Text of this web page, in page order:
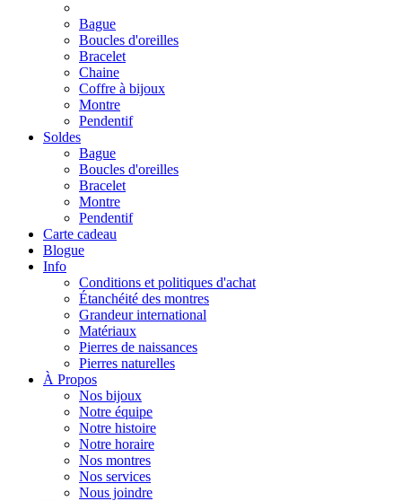
Bague
Boucles d'oreilles
Bracelet
Chaine
Coffre à bijoux
Montre
Pendentif
Soldes
Bague
Boucles d'oreilles
Bracelet
Montre
Pendentif
Carte cadeau
Blogue
Info
Conditions et politiques d'achat
Étanchéité des montres
Grandeur international
Matériaux
Pierres de naissances
Pierres naturelles
À Propos
Nos bijoux
Notre équipe
Notre histoire
Notre horaire
Nos montres
Nos services
Nous joindre